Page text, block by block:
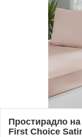
Простирадло на
First Choice